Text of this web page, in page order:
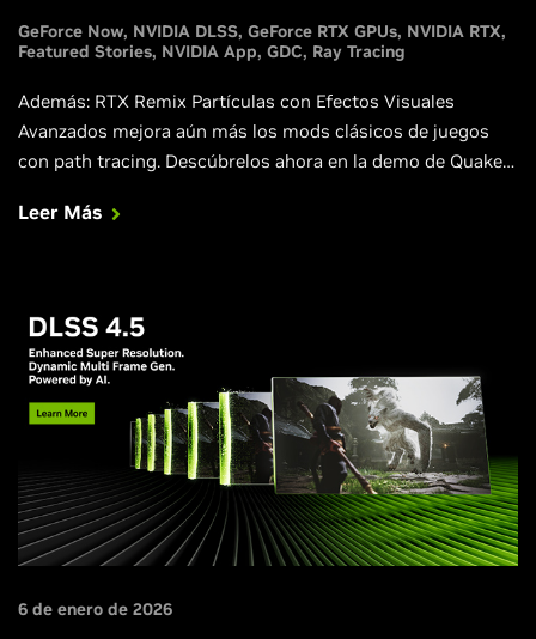
GeForce Now NVIDIA DLSS GeForce RTX GPUs NVIDIA RTX
Featured Stories NVIDIA App GDC Ray Tracing
Además: RTX Remix Partículas con Efectos Visuales
Avanzados mejora aún más los mods clásicos de juegos
con path tracing. Descúbrelos ahora en la demo de Quake
GeForce NOW llega a los cascos de realidad virtual. ¡Y
Leer Más
6 de enero de 2026